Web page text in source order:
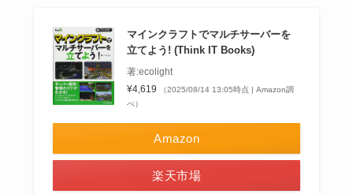
マインクラフトでマルチサーバーを
立てよう! (Think IT Books)
著:ecolight
¥4,619
（2025/08/14 13:05時点 | Amazon調
べ）
Amazon
楽天市場